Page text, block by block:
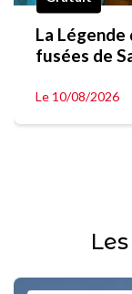
La Légende
fusées de
Le 10/08/2026